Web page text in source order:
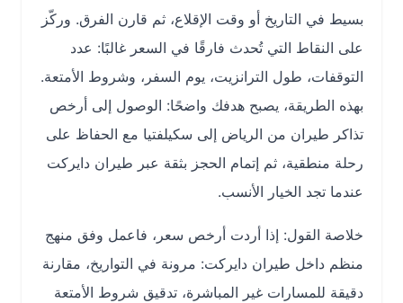
بسيط في التاريخ أو وقت الإقلاع، ثم قارن الفرق. وركّز
على النقاط التي تُحدث فارقًا في السعر غالبًا: عدد
التوقفات، طول الترانزيت، يوم السفر، وشروط الأمتعة.
بهذه الطريقة، يصبح هدفك واضحًا: الوصول إلى أرخص
تذاكر طيران من الرياض إلى سكيلفتيا مع الحفاظ على
رحلة منطقية، ثم إتمام الحجز بثقة عبر طيران دايركت
عندما تجد الخيار الأنسب.
خلاصة القول: إذا أردت أرخص سعر، فاعمل وفق منهج
منظم داخل طيران دايركت: مرونة في التواريخ، مقارنة
دقيقة للمسارات غير المباشرة، تدقيق شروط الأمتعة